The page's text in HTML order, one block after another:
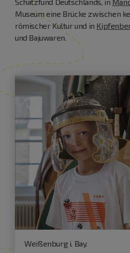
Schatzfund Deutschlands, in
Museum eine Brücke zwischen
römischer Kultur und in
und Bajuwaren.
Weißenburg i. Bay.